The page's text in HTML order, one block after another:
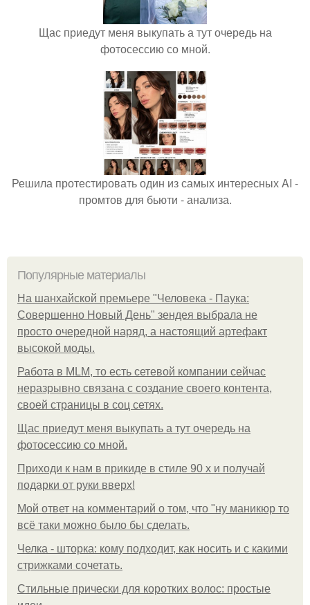
Щас приедут меня выкупать а тут очередь на
фотосессию со мной.
Решила протестировать один из самых интересных AI -
промтов для бьюти - анализа.
Популярные материалы
На шанхайской премьере "Человека - Паука:
Совершенно Новый День" зендея выбрала не
просто очередной наряд, а настоящий артефакт
высокой моды.
Работа в MLM, то есть сетевой компании сейчас
неразрывно связана с создание своего контента,
своей страницы в соц сетях.
Щас приедут меня выкупать а тут очередь на
фотосессию со мной.
Приходи к нам в прикиде в стиле 90 х и получай
подарки от руки вверх!
Мой ответ на комментарий о том, что "ну маникюр то
всё таки можно было бы сделать.
Челка - шторка: кому подходит, как носить и с какими
стрижками сочетать.
Стильные прически для коротких волос: простые